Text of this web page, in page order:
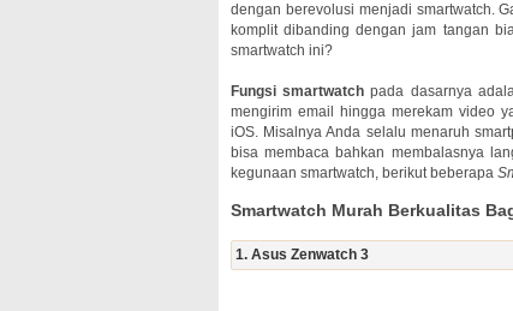
dengan berevolusi menjadi smartwatch.
komplit dibanding dengan jam tangan
smartwatch ini?
Fungsi smartwatch pada dasarnya
mengirim email hingga merekam video
iOS. Misalnya Anda selalu menaruh
bisa membaca bahkan membalasnya
kegunaan smartwatch, berikut beberapa
Smartwatch Murah Berkualitas
1. Asus Zenwatch 3